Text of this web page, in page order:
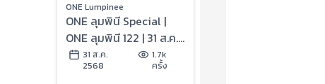
ONE Lumpinee
ONE ลุมพินี Special |
ONE ลุมพินี 122 | 31 ส.ค.
2568 | Ch7HD
31 ส.ค.
2568
1.7k
ครั้ง